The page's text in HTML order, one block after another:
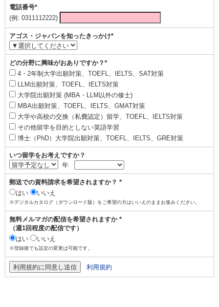
電話番号*
(例: 0311112222)
アゴス・ジャパンを知ったきっかけ*
どの分野に興味がおありですか？*
4・2年制大学出願対策、TOEFL、IELTS、SAT対策
LLM出願対策、TOEFL、IELTS対策
大学院出願対策 (MBA・LLM以外の修士)
MBA出願対策、TOEFL、IELTS、GMAT対策
大学や高校の交換（私費認定）留学、TOEFL、IELTS対策
その他留学を目的としない英語学習
博士（PhD）大学院出願対策、TOEFL、IELTS、GRE対策
いつ留学をお考えですか？
年
郵送での資料請求を希望されますか？ *
はい
いいえ
※デジタルカタログ（ダウンロード版）をご希望の方はいいえのままお進みください。
無料メルマガの配信を希望されますか *
（週1回程度の配信です）
はい
いいえ
※登録後でも設定の変更は可能です。
利用規約